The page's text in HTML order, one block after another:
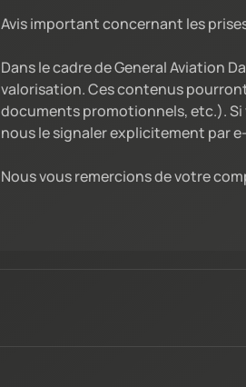
Avis important concernant les
Dans le cadre de General Aviation
valorisation. Ces contenus
documents promotionnels, etc.). Si
nous le signaler explicitement par
Nous vous remercions de votre